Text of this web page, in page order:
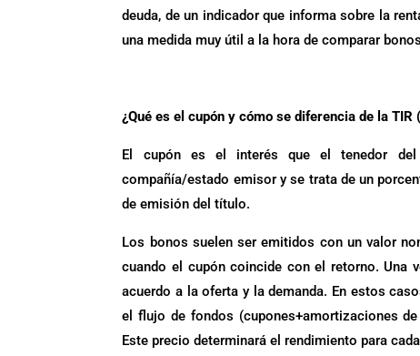
deuda, de un indicador que informa sobre la
una medida muy útil a la hora de comparar
¿Qué es el cupón y cómo se diferencia de la TIR
El cupón es el interés que el tenedor del
compañía/estado emisor y se trata de un
de emisión del título.
Los bonos suelen ser emitidos con un valor
cuando el cupón coincide con el retorno. Una
acuerdo a la oferta y la demanda. En estos
el flujo de fondos (cupones+amortizaciones
Este precio determinará el rendimiento para